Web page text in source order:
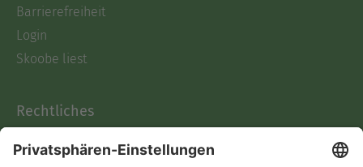
Barrierefreiheit
Login
Skoobe liest
Rechtliches
AGB